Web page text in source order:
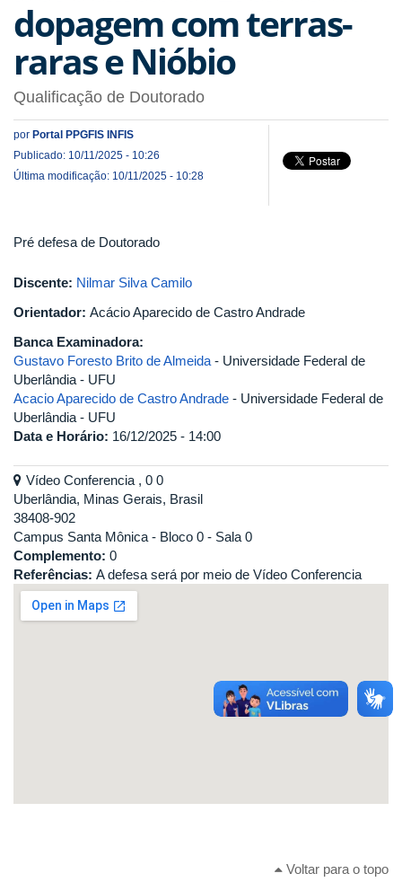
dopagem com terras-
raras e Nióbio
Qualificação de Doutorado
por Portal PPGFIS INFIS
Publicado: 10/11/2025 - 10:26
Última modificação: 10/11/2025 - 10:28
Pré defesa de Doutorado
Discente: Nilmar Silva Camilo
Orientador: Acácio Aparecido de Castro Andrade
Banca Examinadora:
Gustavo Foresto Brito de Almeida - Universidade Federal de
Uberlândia - UFU
Acacio Aparecido de Castro Andrade - Universidade Federal de
Uberlândia - UFU
Data e Horário: 16/12/2025 - 14:00
Vídeo Conferencia , 0 0
Uberlândia, Minas Gerais, Brasil
38408-902
Campus Santa Mônica - Bloco 0 - Sala 0
Complemento: 0
Referências: A defesa será por meio de Vídeo Conferencia
Voltar para o topo